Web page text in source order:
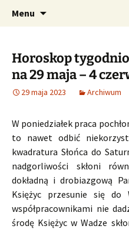
CzaroMarowy
dzienny,
tygodniowy
Profesjonalne
Menu
Horoskop
na 29 maja – 4
29 maja 2023 Archiwum
W poniedziałek praca
to nawet odbić
kwadratura Słońca do
nadgorliwości skłoni
dokładną i drobiazgową
Księżyc przesunie się
współpracownikami nie
środę Księżyc w Wadze